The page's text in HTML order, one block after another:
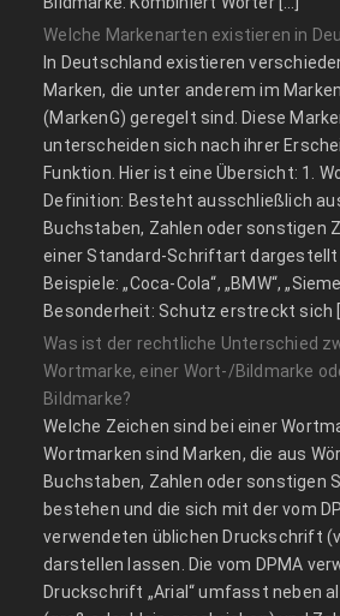
Welche Markenarten existieren in
In Deutschland existieren
Marken, die unter anderem im
(MarkenG) geregelt sind. Diese
unterscheiden sich nach ihrer
Funktion. Hier ist eine Übersicht: 1.
Definition: Besteht ausschließlich
Buchstaben, Zahlen oder sonstigen
einer Standard-Schriftart dargestellt
Beispiele: „Coca-Cola“, „BMW“,
Besonderheit: Schutz erstreckt sich
Was ist der rechtliche Unterschied
Wortmarke, einer Wort-/Bildmarke
Bildmarke?
Welche Zeichen sind bei einer
Wortmarken sind Marken, die aus
Buchstaben, Zahlen oder sonstigen
bestehen und die sich mit der vom
verwendeten üblichen Druckschrift
darstellen lassen. Die vom DPMA
Druckschrift „Arial“ umfasst neben